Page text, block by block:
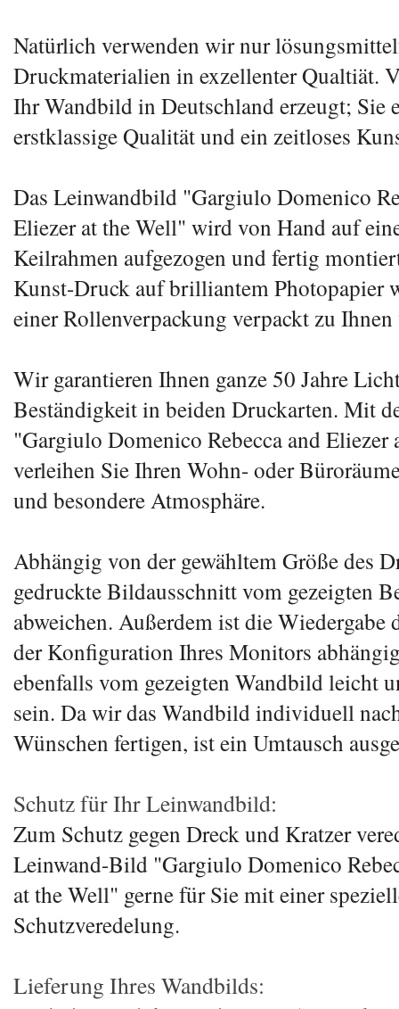
Natürlich verwenden wir nur
Druckmaterialien in exzellenter Qualtiät.
Ihr Wandbild in Deutschland erzeugt; Sie
erstklassige Qualität und ein zeitloses
Das Leinwandbild "Gargiulo Domenico
Eliezer at the Well" wird von Hand auf
Keilrahmen aufgezogen und fertig
Kunst-Druck auf brilliantem Photopapier
einer Rollenverpackung verpackt zu
Wir garantieren Ihnen ganze 50 Jahre
Beständigkeit in beiden Druckarten. Mit
"Gargiulo Domenico Rebecca and Eliezer
verleihen Sie Ihren Wohn- oder
und besondere Atmosphäre.
Abhängig von der gewähltem Größe des
gedruckte Bildausschnitt vom gezeigten
abweichen. Außerdem ist die Wiedergabe
der Konfiguration Ihres Monitors
ebenfalls vom gezeigten Wandbild leicht
sein. Da wir das Wandbild individuell
Wünschen fertigen, ist ein Umtausch
Schutz für Ihr Leinwandbild:
Zum Schutz gegen Dreck und Kratzer
Leinwand-Bild "Gargiulo Domenico
at the Well" gerne für Sie mit einer
Schutzveredelung.
Lieferung Ihres Wandbilds: